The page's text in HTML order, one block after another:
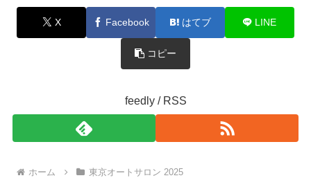
X Facebook はてブ LINE
コピー
feedly / RSS
ホーム 東京オートサロン 2025